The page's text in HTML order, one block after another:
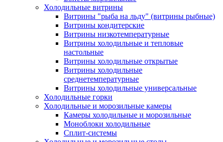
Холодильные витрины
Витрины "рыба на льду" (витрины рыбные)
Витрины кондитерские
Витрины низкотемпературные
Витрины холодильные и тепловые
настольные
Витрины холодильные открытые
Витрины холодильные
среднетемпературные
Витрины холодильные универсальные
Холодильные горки
Холодильные и морозильные камеры
Камеры холодильные и морозильные
Моноблоки холодильные
Сплит-системы